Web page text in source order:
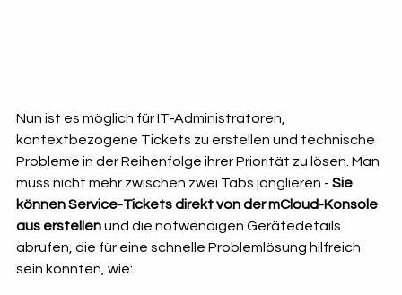
Nun ist es möglich für IT-Administratoren,
kontextbezogene Tickets zu erstellen und technische
Probleme in der Reihenfolge ihrer Priorität zu lösen. Man
muss nicht mehr zwischen zwei Tabs jonglieren - Sie
können Service-Tickets direkt von der mCloud-Konsole
aus erstellen und die notwendigen Gerätedetails
abrufen, die für eine schnelle Problemlösung hilfreich
sein könnten, wie: